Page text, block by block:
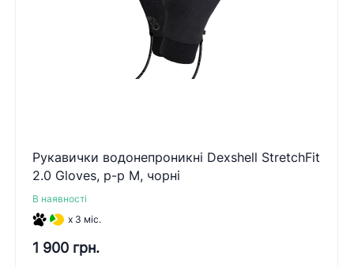
Рукавички водонепроникні Dexshell StretchFit
2.0 Gloves, р-р M, чорні
В наявності
x 3 міс.
1 900 грн.